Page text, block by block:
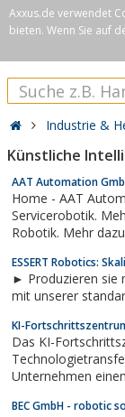
Axxus.de verwendet
bieten. Wenn Sie auf
Industrie &
Künstliche
AAT Automation
Home - AAT
Servicerobotik.
Robotik. Mehr
ESSERT Robotics:
► Produzieren sie
mit unserer
KI-
Das KI-
Unternehmen
BEC GmbH - robotic